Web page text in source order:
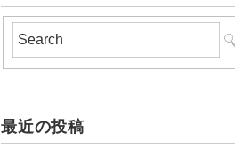
最近の投稿